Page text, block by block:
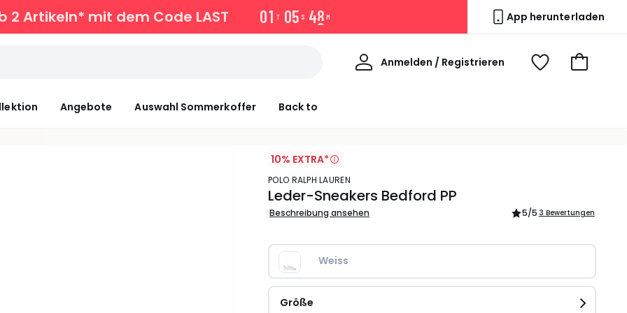
2 Artikeln* mit dem Code LAST 01 T 05 S 48 M App herunterladen
Angebote Auswahl Sommerkoffer Back to
Anmelden / Registrieren
Willkommen
Voir
Zum
10% EXTRA*
POLO RALPH LAUREN
Leder-Sneakers Bedford PP
Beschreibung ansehen 5/5 3 Bewertungen
Weiss
Größe